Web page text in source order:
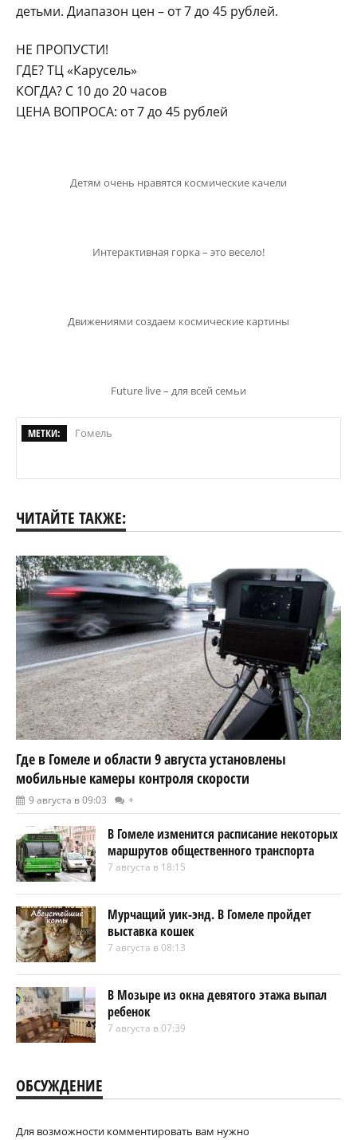
детьми. Диапазон цен – от 7 до 45 рублей.
НЕ ПРОПУСТИ!
ГДЕ? ТЦ «Карусель»
КОГДА? С 10 до 20 часов
ЦЕНА ВОПРОСА: от 7 до 45 рублей
Детям очень нравятся космические качели
Интерактивная горка – это весело!
Движениями создаем космические картины
Future live – для всей семьи
МЕТКИ: Гомель
ЧИТАЙТЕ ТАКЖЕ:
Где в Гомеле и области 9 августа установлены
мобильные камеры контроля скорости
9 августа в 09:03 +
В Гомеле изменится расписание некоторых
маршрутов общественного транспорта
7 августа в 18:15
Мурчащий уик-энд. В Гомеле пройдет
выставка кошек
7 августа в 08:13
В Мозыре из окна девятого этажа выпал
ребенок
7 августа в 07:39
ОБСУЖДЕНИЕ
Для возможности комментировать вам нужно